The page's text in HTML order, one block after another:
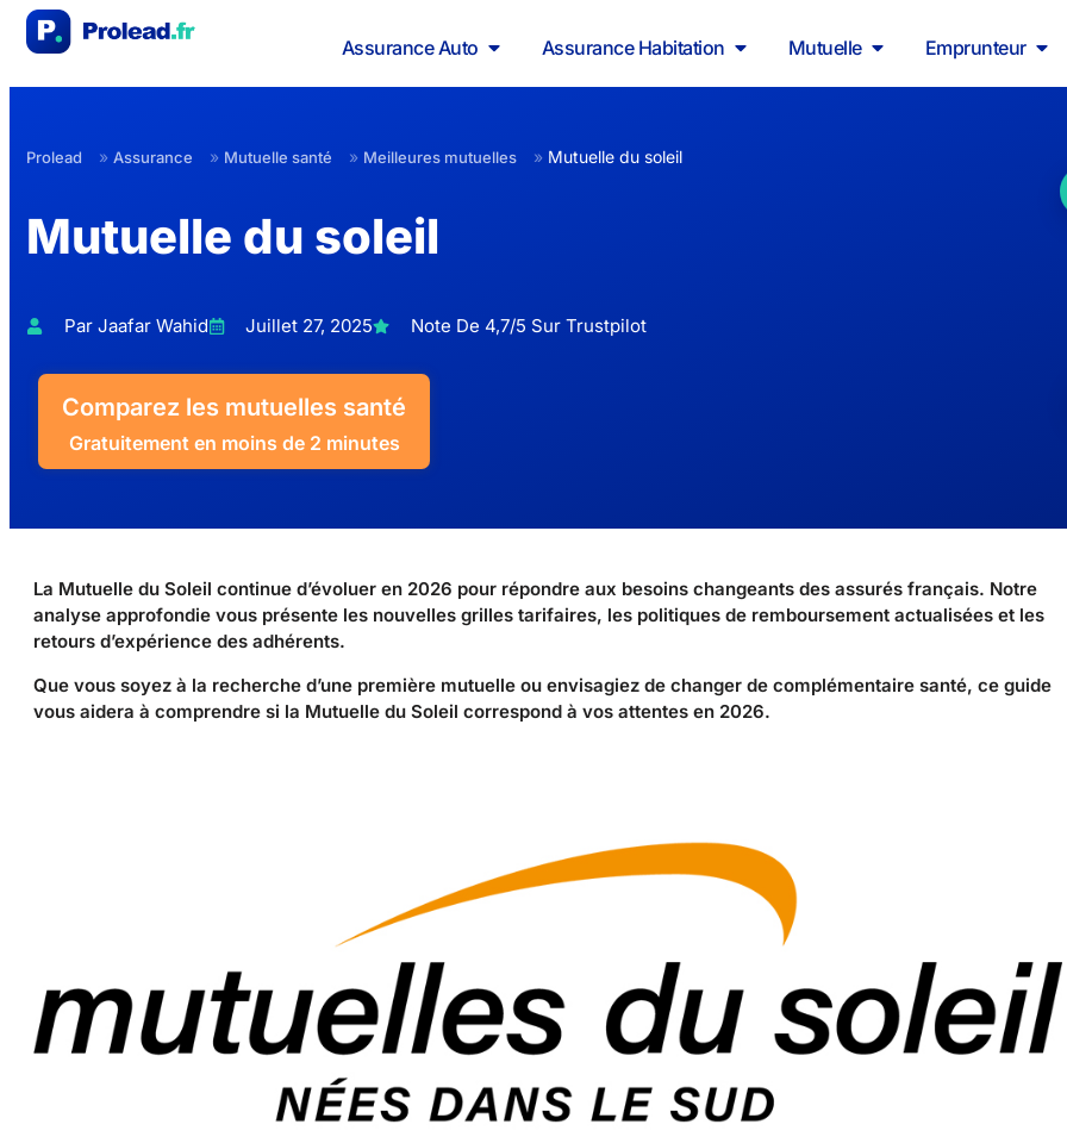
Assurance Auto Assurance Habitation Mutuelle Emprunteur
Prolead » Assurance » Mutuelle santé » Meilleures mutuelles » Mutuelle du soleil
Mutuelle du soleil
Par Jaafar Wahid Juillet 27, 2025 Note De 4,7/5 Sur Trustpilot
Comparez les mutuelles santé
Gratuitement en moins de 2 minutes
La Mutuelle du Soleil continue d’évoluer en 2026 pour répondre aux besoins changeants des assurés français. Notre
analyse approfondie vous présente les nouvelles grilles tarifaires, les politiques de remboursement actualisées et les
retours d’expérience des adhérents.
Que vous soyez à la recherche d’une première mutuelle ou envisagiez de changer de complémentaire santé, ce guide
vous aidera à comprendre si la Mutuelle du Soleil correspond à vos attentes en 2026.